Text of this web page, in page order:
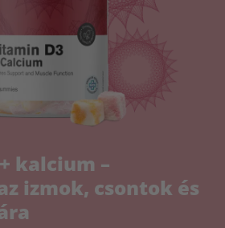
kalcium –
izmok, csontok és